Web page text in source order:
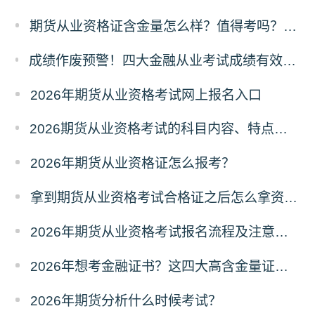
​期货从业资格证含金量怎么样？值得考吗？深度解析来了！
成绩作废预警！四大金融从业考试成绩有效期速查，别让辛苦白费！
2026年期货从业资格考试网上报名入口
2026期货从业资格考试的科目内容、特点及难度深度解析
2026年期货从业资格证怎么报考？
拿到期货从业资格考试合格证之后怎么拿资格证？
2026年期货从业资格考试报名流程及注意事项全攻略
2026年想考金融证书？这四大高含金量证书别错过！
2026年期货分析什么时候考试？